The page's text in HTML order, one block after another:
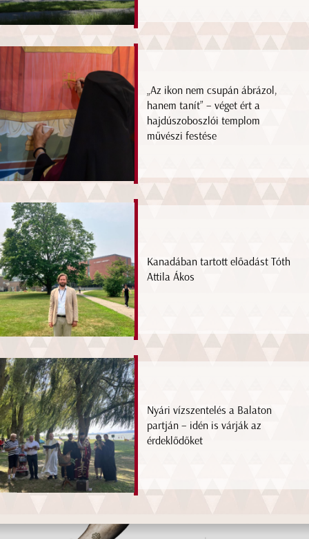
„Az ikon nem csupán ábrázol,
hanem tanít” – véget ért a
hajdúszoboszlói templom
művészi festése
Kanadában tartott előadást Tóth
Attila Ákos
Nyári vízszentelés a Balaton
partján – idén is várják az
érdeklődőket